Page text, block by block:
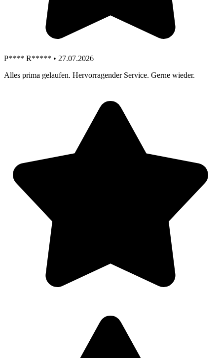
P**** R***** • 27.07.2026
Alles prima gelaufen. Hervorragender Service. Gerne wieder.